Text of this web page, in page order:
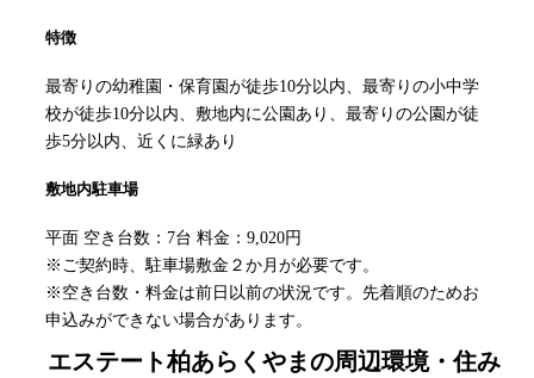
特徴
最寄りの幼稚園・保育園が徒歩10分以内、最寄りの小中学
校が徒歩10分以内、敷地内に公園あり、最寄りの公園が徒
歩5分以内、近くに緑あり
敷地内駐車場
平面 空き台数：7台 料金：9,020円
※ご契約時、駐車場敷金２か月が必要です。
※空き台数・料金は前日以前の状況です。先着順のためお
申込みができない場合があります。
エステート柏あらくやまの周辺環境・住み